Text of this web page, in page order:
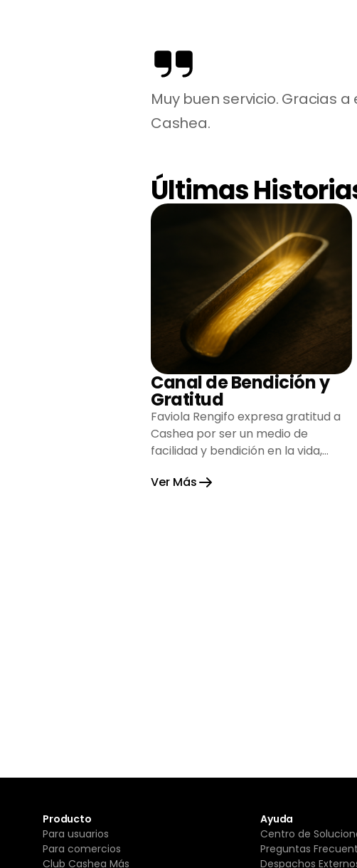
Muy buen servicio. Gracias
Cashea.
Últimas
Canal de Bendición y
Gratitud
Faviola Rengifo expresa gratitud a
Cashea por ser un medio de
facilidad y bendición en la vida,
esperanza.
Ver Más
Producto
Para usuarios
Para comercios
Club Cashea Más
Ayuda
Centro de
Preguntas
Despachos